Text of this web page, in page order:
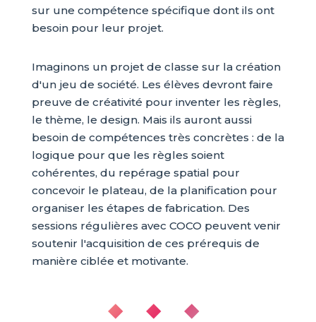
sur une compétence spécifique dont ils ont
besoin pour leur projet.
Imaginons un projet de classe sur la création
d'un jeu de société. Les élèves devront faire
preuve de créativité pour inventer les règles,
le thème, le design. Mais ils auront aussi
besoin de compétences très concrètes : de la
logique pour que les règles soient
cohérentes, du repérage spatial pour
concevoir le plateau, de la planification pour
organiser les étapes de fabrication. Des
sessions régulières avec COCO peuvent venir
soutenir l'acquisition de ces prérequis de
manière ciblée et motivante.
◆ ◆ ◆